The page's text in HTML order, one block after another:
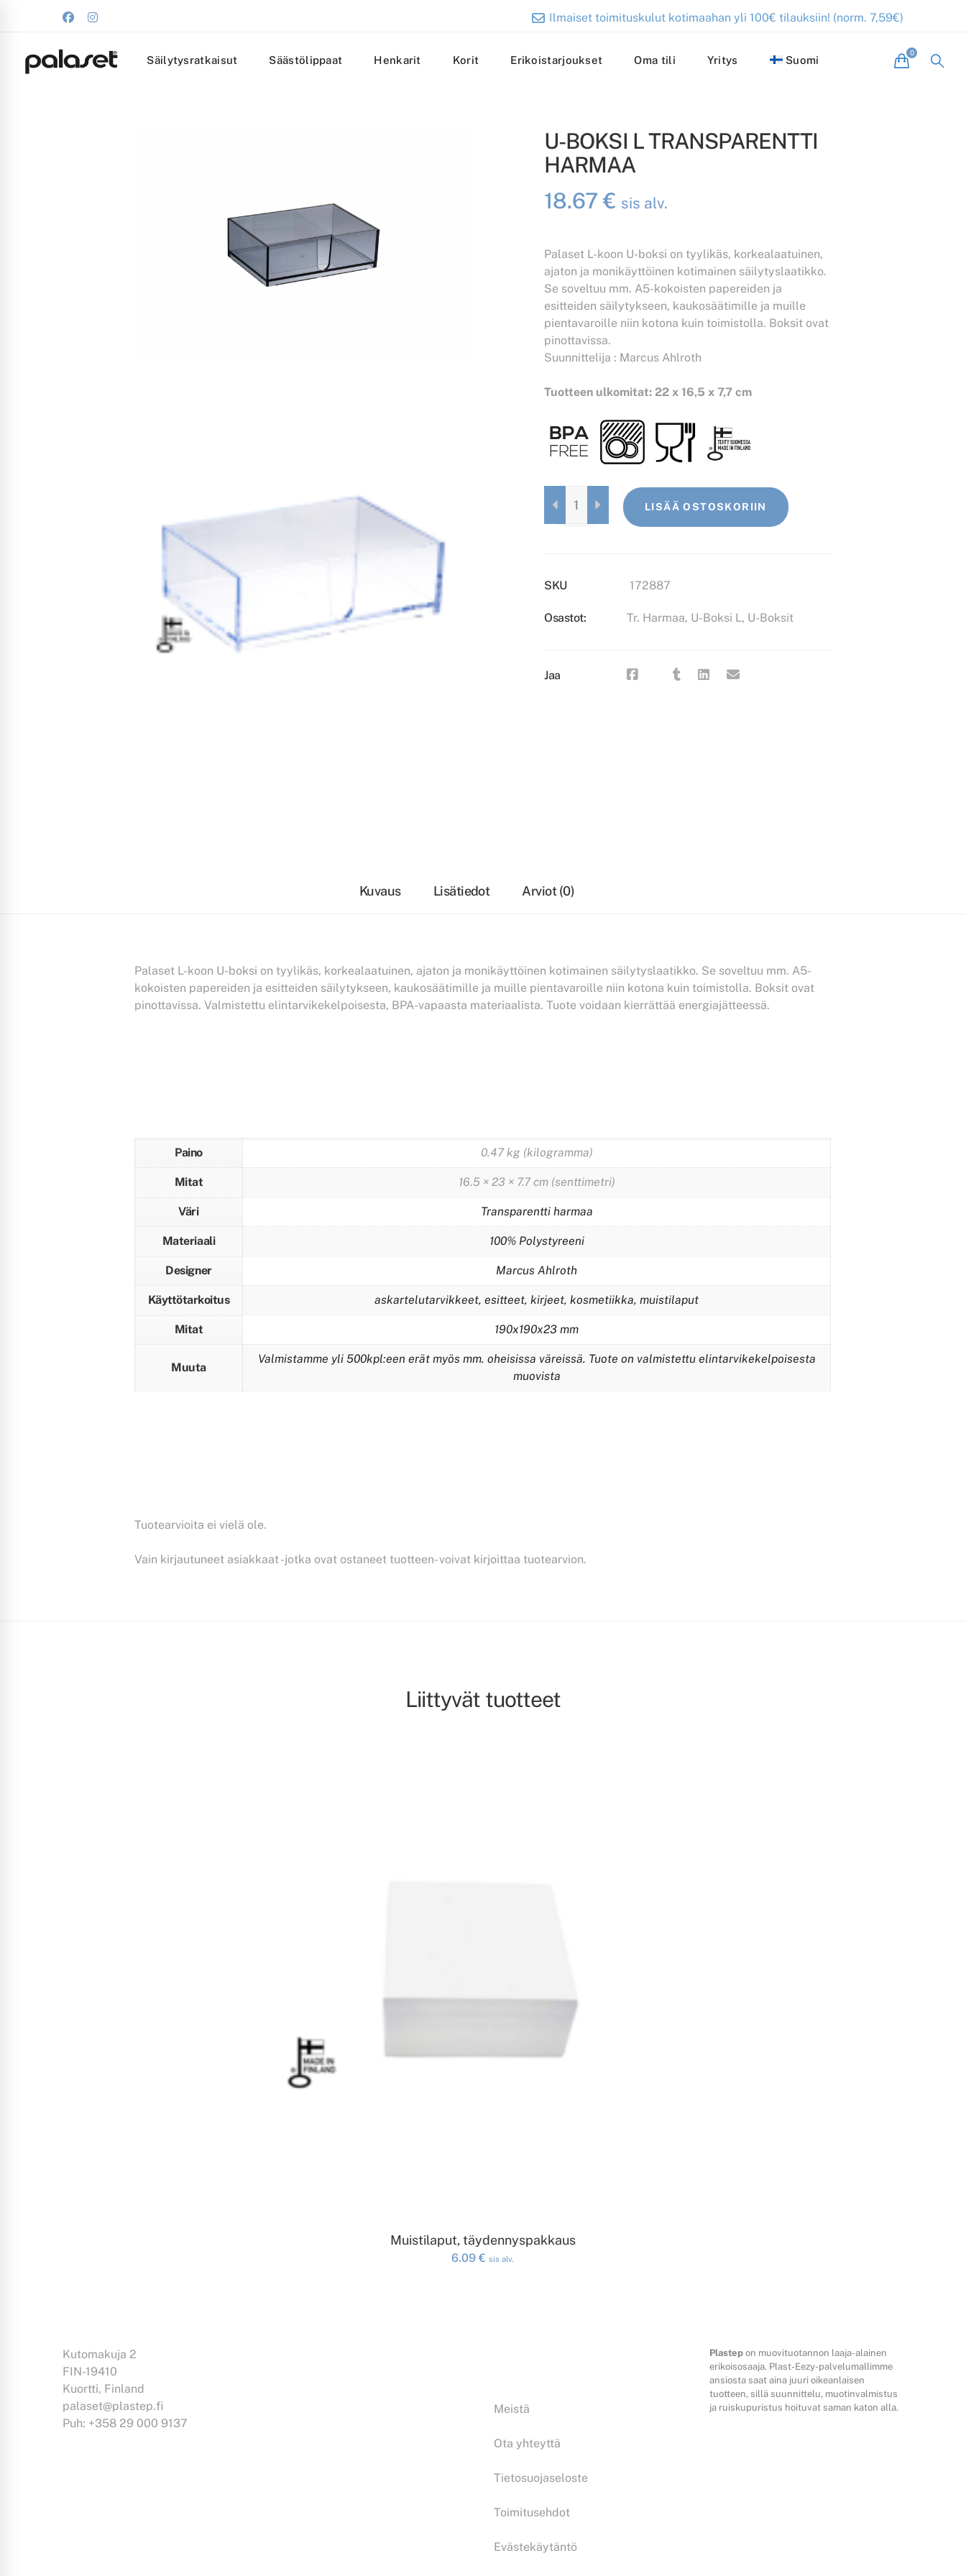
Ilmaiset toimituskulut kotimaahan yli 100€ tilauksiin! (norm. 7,59€)
Säilytysratkaisut Säästölippaat Henkarit Korit Erikoistarjoukset Oma tili Yritys Suomi
U-BOKSI L TRANSPARENTTI
HARMAA
18.67€ sis alv.
Palaset L-koon U-boksi on tyylikäs, korkealaatuinen,
ajaton ja monikäyttöinen kotimainen säilytyslaatikko.
Se soveltuu mm. A5-kokoisten papereiden ja
esitteiden säilytykseen, kaukosäätimille ja muille
pientavaroille niin kotona kuin toimistolla. Boksit ovat
pinottavissa.
Suunnittelija : Marcus Ahlroth
Tuotteen ulkomitat: 22 x 16,5 x 7,7 cm
BOKSI
L
LISÄÄ OSTOSKORIIN
SKU 172887
Osastot: Tr. Harmaa, U-Boksi L, U-Boksit
Jaa
Kuvaus Lisätiedot Arviot (0)
Palaset L-koon U-boksi on tyylikäs, korkealaatuinen, ajaton ja monikäyttöinen kotimainen säilytyslaatikko. Se soveltuu mm. A5-
kokoisten papereiden ja esitteiden säilytykseen, kaukosäätimille ja muille pientavaroille niin kotona kuin toimistolla. Boksit ovat
pinottavissa. Valmistettu elintarvikekelpoisesta, BPA-vapaasta materiaalista. Tuote voidaan kierrättää energiajätteessä.
Paino 0.47 kg (kilogramma)
Mitat 16.5 × 23 × 7.7 cm (senttimetri)
Väri Transparentti harmaa
Materiaali 100% Polystyreeni
Designer Marcus Ahlroth
Käyttötarkoitus askartelutarvikkeet, esitteet, kirjeet, kosmetiikka, muistilaput
Mitat 190x190x23 mm
Muuta
Valmistamme yli 500kpl:een erät myös mm. oheisissa väreissä. Tuote on valmistettu elintarvikekelpoisesta
muovista
Tuotearvioita ei vielä ole.
Vain kirjautuneet asiakkaat -jotka ovat ostaneet tuotteen- voivat kirjoittaa tuotearvion.
Liittyvät tuotteet
LISÄÄ OSTOSKORIIN
Muistilaput, täydennyspakkaus
6.09€ sis alv.
Kutomakuja 2
FIN-19410
Kuortti, Finland
palaset@plastep.fi
Puh: +358 29 000 9137
Meistä
Ota yhteyttä
Tietosuojaseloste
Toimitusehdot
Evästekäytäntö
Plastep on muovituotannon laaja-alainen
erikoisosaaja. Plast-Eezy-palvelumallimme
ansiosta saat aina juuri oikeanlaisen
tuotteen, sillä suunnittelu, muotinvalmistus
ja ruiskupuristus hoituvat saman katon alla.